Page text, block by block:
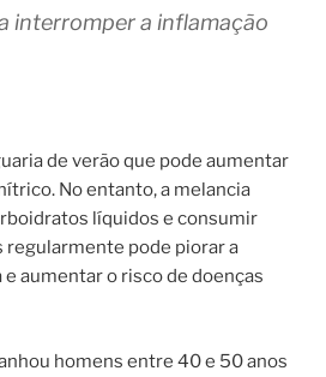
interromper a inflamação
de verão que pode aumentar
No entanto, a melancia
líquidos e consumir
regularmente pode piorar a
aumentar o risco de doenças
homens entre 40 e 50 anos